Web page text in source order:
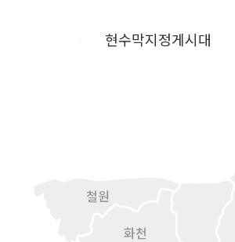
현수막지정게시대
철원
화천